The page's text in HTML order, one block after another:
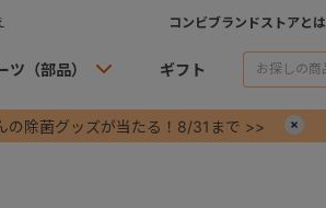
コンビブランドストアとは
ツ（部品） ギフト
の除菌グッズが当たる！8/31まで >>